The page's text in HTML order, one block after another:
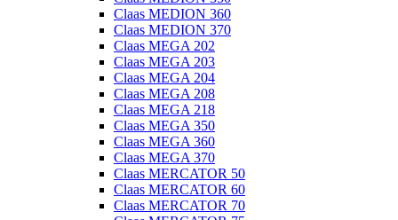
Claas MEDION 360
Claas MEDION 370
Claas MEGA 202
Claas MEGA 203
Claas MEGA 204
Claas MEGA 208
Claas MEGA 218
Claas MEGA 350
Claas MEGA 360
Claas MEGA 370
Claas MERCATOR 50
Claas MERCATOR 60
Claas MERCATOR 70